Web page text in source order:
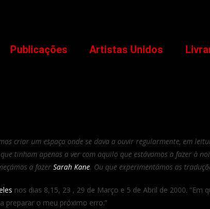
Publicações Artistas Unidos
criar um espaço onde se dava a ouvir regularmente, em
tinham apenas a ver com aquilo que estávamos a fazer à
a fazer Sarah Kane. Ou que experimentámos as
nos dias 8,15, 23 , 29 de Março e 5 de Abril de 2000. “Em
preparar o meu próximo erro.”